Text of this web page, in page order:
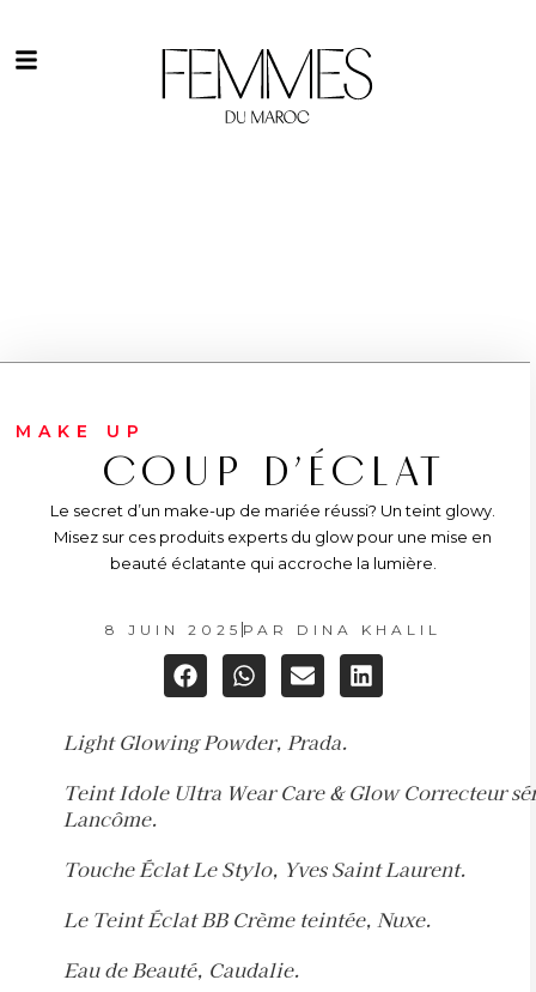
MAKE UP
COUP D’ÉCLAT
Le secret d’un make-up de mariée réussi? Un teint glowy.
Misez sur ces produits experts du glow pour une mise en
beauté éclatante qui accroche la lumière.
8 JUIN 2025 PAR DINA KHALIL
Light Glowing Powder, Prada.
Teint Idole Ultra Wear Care & Glow Correcteur
Lancôme.
Touche Éclat Le Stylo, Yves Saint Laurent.
Le Teint Éclat BB Crème teintée, Nuxe.
Eau de Beauté, Caudalie.